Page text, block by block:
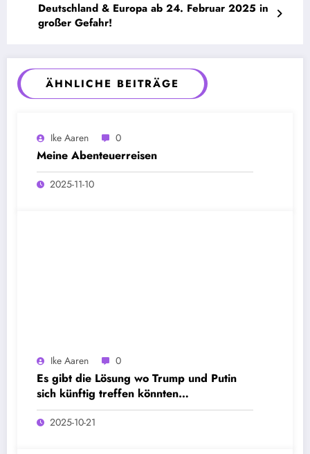
Deutschland & Europa ab 24. Februar 2025 in
großer Gefahr!
ÄHNLICHE BEITRÄGE
Ike Aaren 0
Meine Abenteuerreisen
2025-11-10
Ike Aaren 0
Es gibt die Lösung wo Trump und Putin
sich künftig treffen könnten…
2025-10-21